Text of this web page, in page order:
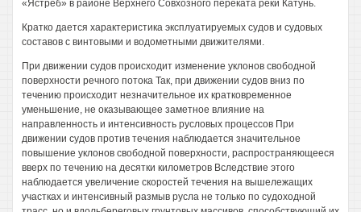
«Ястреб» в районе Верхнего Совхозного переката реки Катунь.
Кратко дается характеристика эксплуатируемых судов и судовых
составов с винтовыми и водометными движителями.
При движении судов происходит изменение уклонов свободной
поверхности речного потока Так, при движении судов вниз по
течению происходит незначительное их кратковременное
уменьшение, не оказывающее заметное влияние на
направленность и интенсивность русловых процессов При
движении судов против течения наблюдается значительное
повышение уклонов свободной поверхности, распространяющееся
вверх по течению на десятки километров Вследствие этого
наблюдается увеличение скоростей течения на вышележащих
участках и интенсивный размыв русла не только по судоходной